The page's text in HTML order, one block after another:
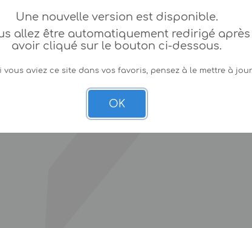
Une nouvelle version est disponible.
allez être automatiquement redirigé après
avoir cliqué sur le bouton ci-dessous.
vous aviez ce site dans vos favoris, pensez à le mettre à
OK